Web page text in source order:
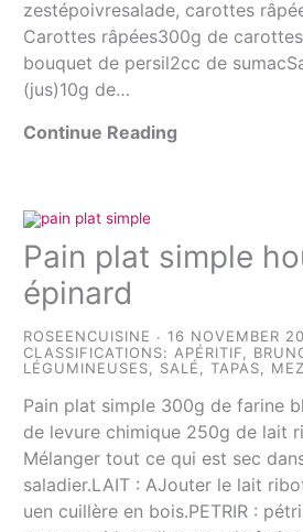
zestépoivresalade, carottes
Carottes râpées300g de
bouquet de persil2cc de
(jus)10g de…
Continue Reading
Pain plat simple
épinard
ROSEENCUISINE
16 NOVEMBER
CLASSIFICATIONS:APÉRITIF,
LÉGUMINEUSES, SALÉ,TAPAS,
Pain plat simple 300g de farine
de levure chimique 250g de lait
Mélanger tout ce qui est sec
saladier.LAIT : AJouter le lait
uen cuillère en bois.PETRIR :